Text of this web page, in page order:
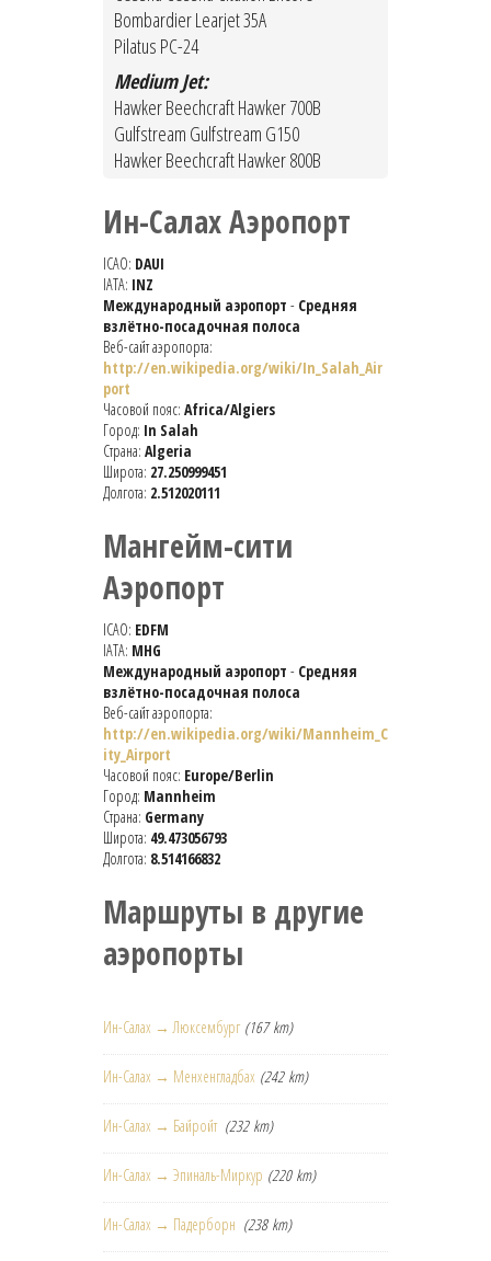
Bombardier Learjet 35A
Pilatus PC-24
Medium Jet:
Hawker Beechcraft Hawker 700B
Gulfstream Gulfstream G150
Hawker Beechcraft Hawker 800B
Ин-Салах Аэропорт
ICAO: DAUI
IATA: INZ
Международный аэропорт - Средняя
взлётно-посадочная полоса
Веб-сайт аэропорта:
http://en.wikipedia.org/wiki/In_Salah_Air
port
Часовой пояс: Africa/Algiers
Город: In Salah
Страна: Algeria
Широта: 27.250999451
Долгота: 2.512020111
Мангейм-сити
Аэропорт
ICAO: EDFM
IATA: MHG
Международный аэропорт - Средняя
взлётно-посадочная полоса
Веб-сайт аэропорта:
http://en.wikipedia.org/wiki/Mannheim_C
ity_Airport
Часовой пояс: Europe/Berlin
Город: Mannheim
Страна: Germany
Широта: 49.473056793
Долгота: 8.514166832
Маршруты в другие
аэропорты
Ин-Салах → Люксембург (167 km)
Ин-Салах → Менхенгладбах (242 km)
Ин-Салах → Байройт (232 km)
Ин-Салах → Эпиналь-Миркур (220 km)
Ин-Салах → Падерборн (238 km)